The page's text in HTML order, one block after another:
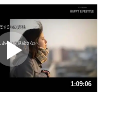
いっそのこと、他人を見ない。
プラス思考
ポジティブになれない原因は、行動
しないから。
ポジティブ思考になる30の方法
ストレス対策
1:09:06